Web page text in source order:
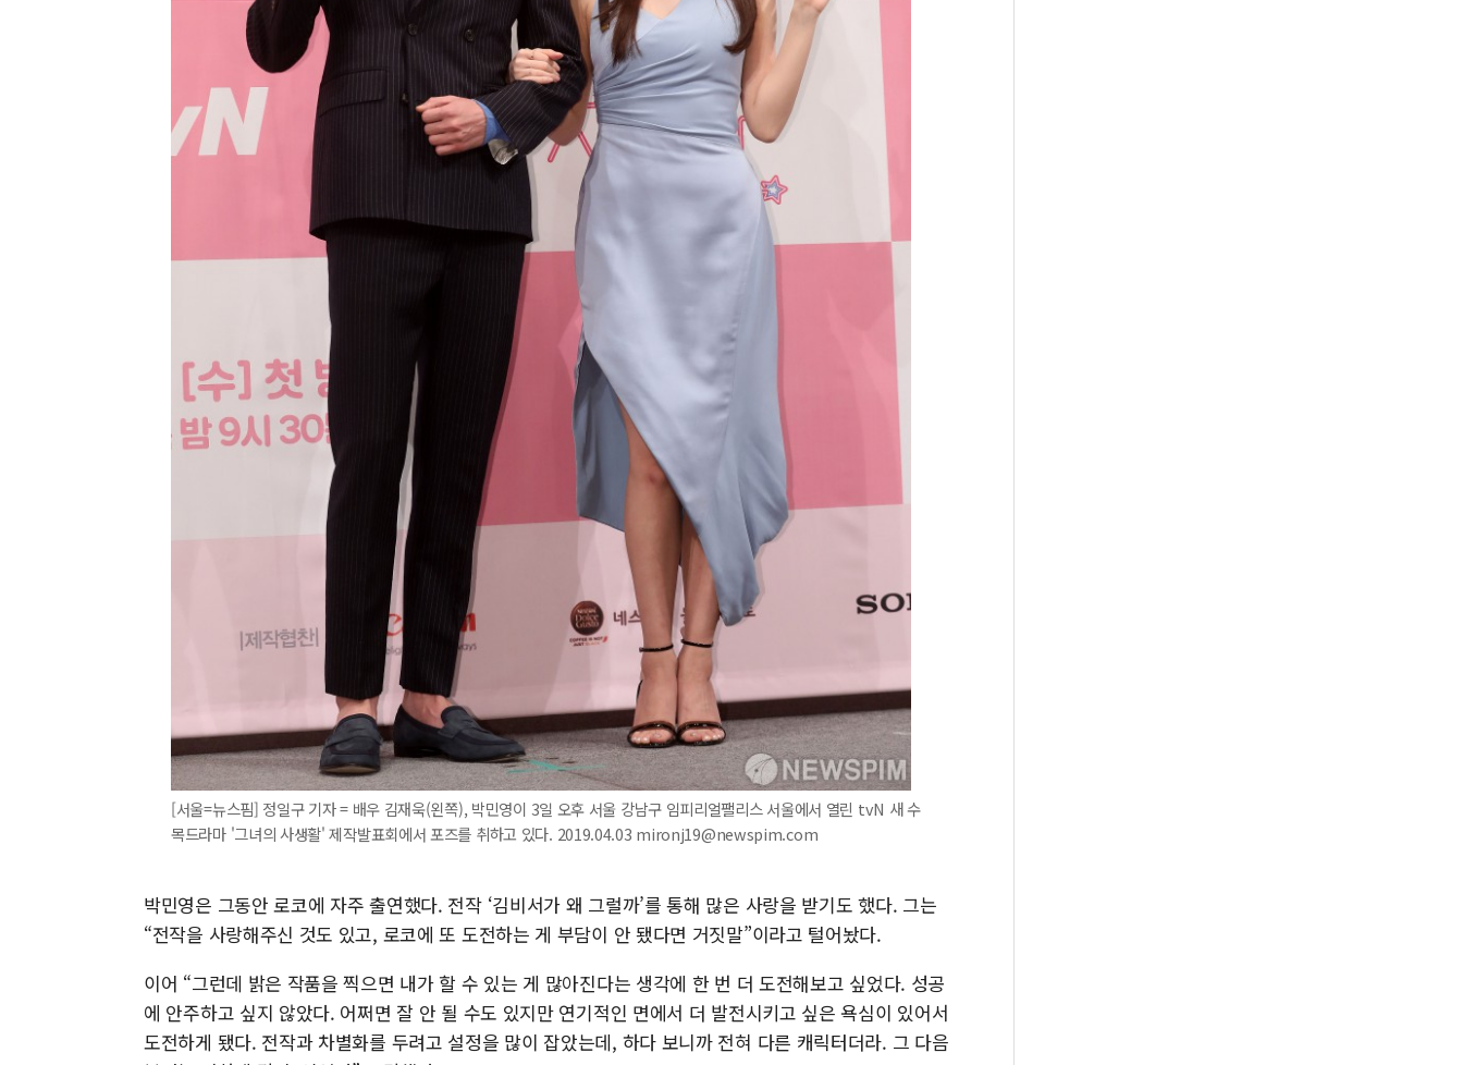
[서울=뉴스핌] 정일구 기자 = 배우 김재욱(왼쪽), 박민영이 3일 오후 서울 강남구 임피리얼팰리스 서울에서 열린 tvN 새 수
목드라마 '그녀의 사생활' 제작발표회에서 포즈를 취하고 있다. 2019.04.03 mironj19@newspim.com
박민영은 그동안 로코에 자주 출연했다. 전작 ‘김비서가 왜 그럴까’를 통해 많은 사랑을 받기도 했다. 그는
“전작을 사랑해주신 것도 있고, 로코에 또 도전하는 게 부담이 안 됐다면 거짓말”이라고 털어놨다.
이어 “그런데 밝은 작품을 찍으면 내가 할 수 있는 게 많아진다는 생각에 한 번 더 도전해보고 싶었다. 성공
에 안주하고 싶지 않았다. 어쩌면 잘 안 될 수도 있지만 연기적인 면에서 더 발전시키고 싶은 욕심이 있어서
도전하게 됐다. 전작과 차별화를 두려고 설정을 많이 잡았는데, 하다 보니까 전혀 다른 캐릭터더라. 그 다음